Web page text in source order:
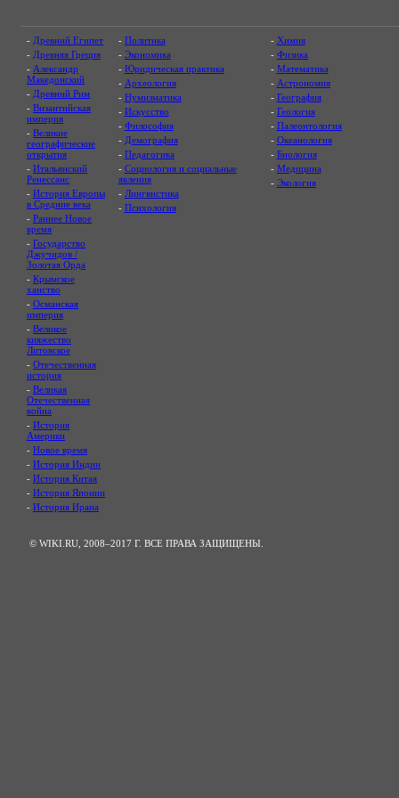
- Древний Египет
- Древняя Греция
- Александр
Македонский
- Древний Рим
- Византийская
империя
- Великие
географические
открытия
- Итальянский
Ренессанс
- История Европы
в Средние века
- Раннее Новое
время
- Государство
Джучидов /
Золотая Орда
- Крымское
ханство
- Османская
империя
- Великое
княжество
Литовское
- Отечественная
история
- Великая
Отечественная
война
- История
Америки
- Новое время
- История Индии
- История Китая
- История Японии
- История Ирана
- Политика
- Экономика
- Юридическая практика
- Археология
- Нумизматика
- Искусство
- Философия
- Демография
- Педагогика
- Социология и социальные
явления
- Лингвистика
- Психология
- Химия
- Физика
- Математика
- Астрономия
- География
- Геология
- Палеонтология
- Океанология
- Биология
- Медицина
- Экология
© WIKI.RU, 2008–2017 Г. ВСЕ ПРАВА ЗАЩИЩЕНЫ.